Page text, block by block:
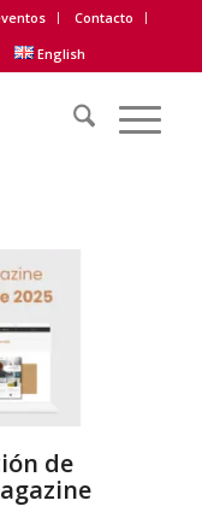
Contacto
English
de